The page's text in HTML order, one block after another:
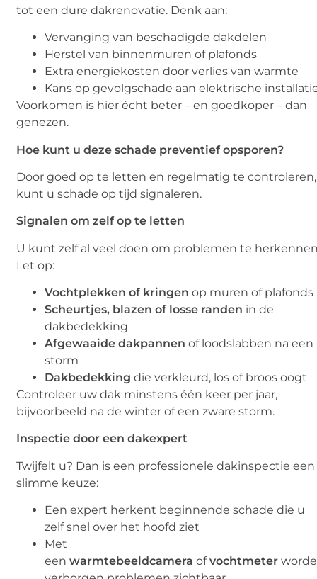
tot een dure dakrenovatie. Denk aan:
Vervanging van beschadigde dakdelen
Herstel van binnenmuren of plafonds
Extra energiekosten door verlies van warmte
Kans op gevolgschade aan elektrische
Voorkomen is hier écht beter – en goedkoper – dan
genezen.
Hoe kunt u deze schade preventief opsporen?
Door goed op te letten en regelmatig te controleren,
kunt u schade op tijd signaleren.
Signalen om zelf op te letten
U kunt zelf al veel doen om problemen te
Let op:
Vochtplekken of kringen op muren of plafonds
Scheurtjes, blazen of losse randen in de
dakbedekking
Afgewaaide dakpannen of loodslabben na een
storm
Dakbedekking die verkleurd, los of broos oogt
Controleer uw dak minstens één keer per jaar,
bijvoorbeeld na de winter of een zware storm.
Inspectie door een dakexpert
Twijfelt u? Dan is een professionele dakinspectie een
slimme keuze:
Een expert herkent beginnende schade die u
zelf snel over het hoofd ziet
Met
eenwarmtebeeldcamera ofvochtmeter